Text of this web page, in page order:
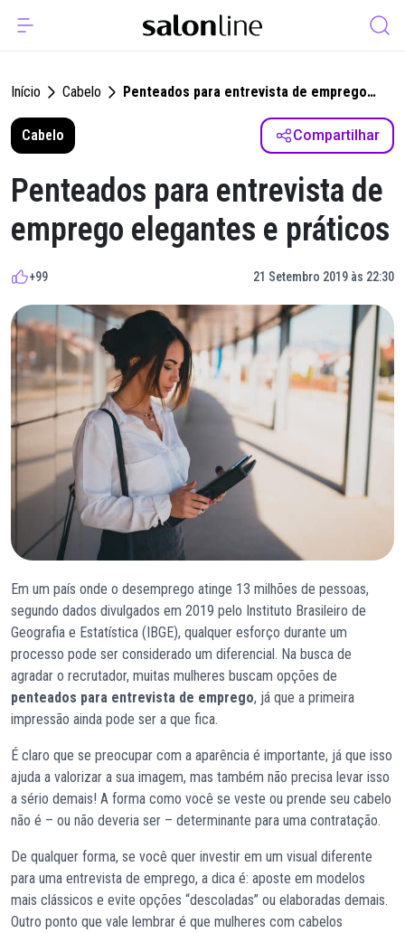
Início Cabelo
Penteados para entrevista de emprego
Cabelo
Compartilhar
Penteados para entrevista de
emprego elegantes e práticos
+99 21 Setembro 2019 às 22:30
Em um país onde o desemprego atinge 13 milhões de pessoas,
segundo dados divulgados em 2019 pelo Instituto Brasileiro de
Geografia e Estatística (IBGE), qualquer esforço durante um
processo pode ser considerado um diferencial. Na busca de
agradar o recrutador, muitas mulheres buscam opções de
penteados para entrevista de emprego, já que a primeira
impressão ainda pode ser a que fica.
É claro que se preocupar com a aparência é importante, já que isso
ajuda a valorizar a sua imagem, mas também não precisa levar isso
a sério demais! A forma como você se veste ou prende seu cabelo
não é – ou não deveria ser – determinante para uma contratação.
De qualquer forma, se você quer investir em um visual diferente
para uma entrevista de emprego, a dica é: aposte em modelos
mais clássicos e evite opções “descoladas” ou elaboradas demais.
Outro ponto que vale lembrar é que mulheres com cabelos